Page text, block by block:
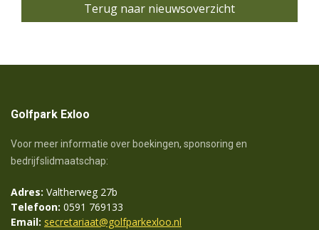
Terug naar nieuwsoverzicht
Golfpark Exloo
Voor meer informatie over boekingen, sponsoring en
bedrijfslidmaatschap:
Adres: Valtherweg 27b
Telefoon: 0591 769133
Email: secretariaat@golfparkexloo.nl